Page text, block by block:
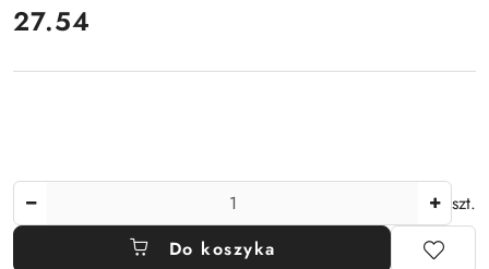
cena:
27.54
szt.
Do koszyka